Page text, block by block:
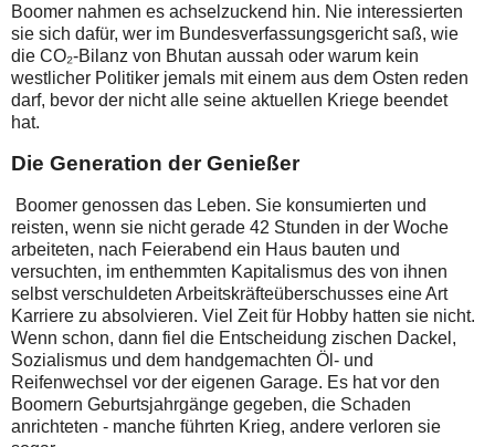
Boomer nahmen es achselzuckend hin. Nie interessierten
sie sich dafür, wer im Bundesverfassungsgericht saß, wie
die CO₂-Bilanz von Bhutan aussah oder warum kein
westlicher Politiker jemals mit einem aus dem Osten reden
darf, bevor der nicht alle seine aktuellen Kriege beendet
hat.
Die Generation der Genießer
Boomer genossen das Leben. Sie konsumierten und
reisten, wenn sie nicht gerade 42 Stunden in der Woche
arbeiteten, nach Feierabend ein Haus bauten und
versuchten, im enthemmten Kapitalismus des von ihnen
selbst verschuldeten Arbeitskräfteüberschusses eine Art
Karriere zu absolvieren. Viel Zeit für Hobby hatten sie nicht.
Wenn schon, dann fiel die Entscheidung zischen Dackel,
Sozialismus und dem handgemachten Öl- und
Reifenwechsel vor der eigenen Garage. Es hat vor den
Boomern Geburtsjahrgänge gegeben, die Schaden
anrichteten - manche führten Krieg, andere verloren sie